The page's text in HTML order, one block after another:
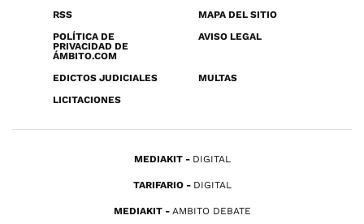
RSS
MAPA DEL SITIO
POLÍTICA DE
PRIVACIDAD DE
ÁMBITO.COM
AVISO LEGAL
EDICTOS JUDICIALES
MULTAS
LICITACIONES
MEDIAKIT DIGITAL
TARIFARIO DIGITAL
MEDIAKIT AMBITO DEBATE